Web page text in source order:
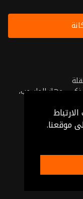
موقعنا.
جهاز الحاسوب،